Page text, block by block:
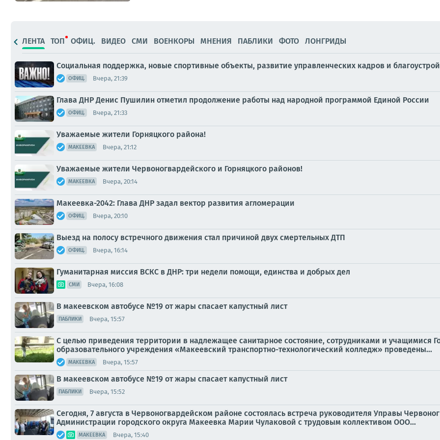
ЛЕНТА ТОП ОФИЦ. ВИДЕО СМИ ВОЕНКОРЫ МНЕНИЯ ПАБЛИКИ ФОТО ЛОНГРИДЫ
Социальная поддержка, новые спортивные объекты, развитие управленческих кадров и
ОФИЦ. Вчера, 21:39
Глава ДНР Денис Пушилин отметил продолжение работы над народной программой Единой России
ОФИЦ. Вчера, 21:33
Уважаемые жители Горняцкого района!
МАКЕЕВКА Вчера, 21:12
Уважаемые жители Червоногвардейского и Горняцкого районов!
МАКЕЕВКА Вчера, 20:14
Макеевка-2042: Глава ДНР задал вектор развития агломерации
ОФИЦ. Вчера, 20:10
Выезд на полосу встречного движения стал причиной двух смертельных ДТП
ОФИЦ. Вчера, 16:14
Гуманитарная миссия ВСКС в ДНР: три недели помощи, единства и добрых дел
СМИ Вчера, 16:08
В макеевском автобусе №19 от жары спасает капустный лист
ПАБЛИКИ Вчера, 15:57
С целью приведения территории в надлежащее санитарное состояние, сотрудниками и учащимися
образовательного учреждения «Макеевский транспортно-технологический колледж» проведены...
МАКЕЕВКА Вчера, 15:57
В макеевском автобусе №19 от жары спасает капустный лист
ПАБЛИКИ Вчера, 15:52
Сегодня, 7 августа в Червоногвардейском районе состоялась встреча руководителя Управы
Администрации городского округа Макеевка Марии Чулаковой с трудовым коллективом ООО...
МАКЕЕВКА Вчера, 15:40